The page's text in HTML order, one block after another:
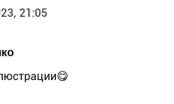
21:05